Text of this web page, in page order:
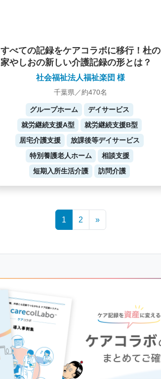
すべての記録をケアコラボに移行！杜の
家やしおの新しい介護記録の形とは？
社会福祉法人福祉楽団 様
千葉県／約470名
グループホーム
デイサービス
就労継続支援A型
就労継続支援B型
居宅介護支援
放課後等デイサービス
特別養護老人ホーム
相談支援
短期入所生活介護
訪問介護
1 2 »